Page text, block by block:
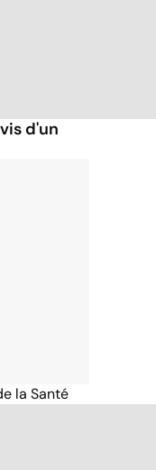
d'un
la Santé